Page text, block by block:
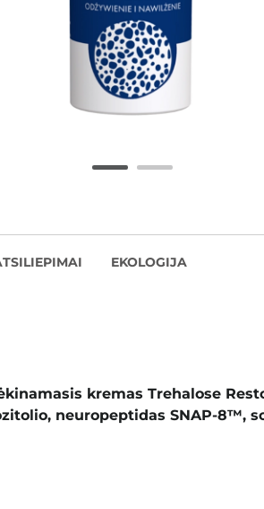
EKOLOGIJA
kremas Trehalose
neuropeptidas SNAP-8™,